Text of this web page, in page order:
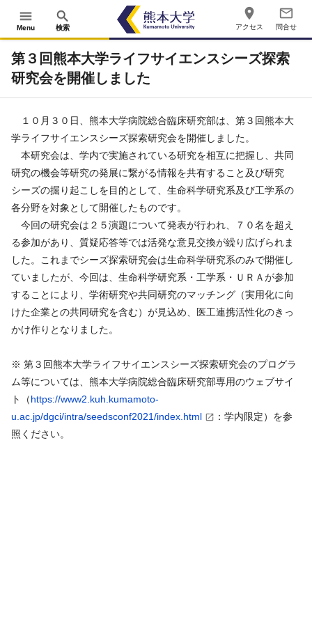
menu
Menu
search
検索
place
アクセス
mail_outline
問合せ
第３回熊本大学ライフサイエンスシーズ探索
研究会を開催しました
１０月３０日、熊本大学病院総合臨床研究部は、第３回熊本大
学ライフサイエンスシーズ探索研究会を開催しました。
本研究会は、学内で実施されている研究を相互に把握し、共同
研究の機会等研究の発展に繋がる情報を共有すること及び研究
シーズの掘り起こしを目的として、生命科学研究系及び工学系の
各分野を対象として開催したものです。
今回の研究会は２５演題について発表が行われ、７０名を超え
る参加があり、質疑応答等では活発な意見交換が繰り広げられま
した。これまでシーズ探索研究会は生命科学研究系のみで開催し
ていましたが、今回は、生命科学研究系・工学系・ＵＲＡが参加
することにより、学術研究や共同研究のマッチング（実用化に向
けた企業との共同研究を含む）が見込め、医工連携活性化のきっ
かけ作りとなりました。
※ 第３回熊本大学ライフサイエンスシーズ探索研究会のプログラ
ム等については、熊本大学病院総合臨床研究部専用のウェブサイ
ト（https://www2.kuh.kumamoto-
u.ac.jp/dgci/intra/seedsconf2021/index.html
：学内限定）を参
照ください。